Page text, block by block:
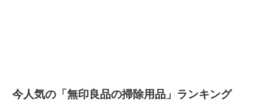
今人気の「無印良品の掃除用品」ランキング